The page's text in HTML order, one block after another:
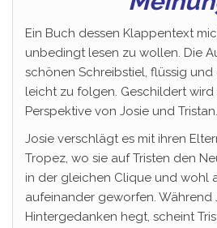
Ein Buch dessen Klappentext
unbedingt lesen zu wollen. Die
schönen Schreibstiel, flüssig
leicht zu folgen. Geschildert
Perspektive von Josie und Tristan.
Josie verschlägt es mit ihren
Tropez, wo sie auf Tristen den
in der gleichen Clique und wohl
aufeinander geworfen. Während
Hintergedanken hegt, scheint